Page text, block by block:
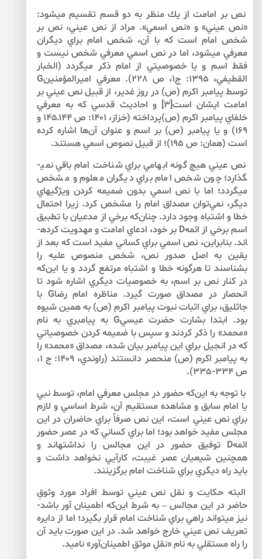
نص بر امامت از يك منظر به دو قسم تقسيم مي­شود:
«نص عيني» و «نص اسمي». مراد از نص عيني، نص بر
شخص امام است كه با آن، شخص امام براي ديگران
معرفي مي­شود، اما در نص اسمي معرفي شخص نيست و
فقط اسم و يا خصوصيتي از امام ذكر مي­گردد (الخبار
القطيفي، 1395: ج1،‌ ص 228). معرفي اميرالمؤمنينG
توسط پيامبر اكرم (ص) در روز غدير، از قبيل نص عيني بر
امامت ايشان است[3] و احاديث قدسي كه به معرفي
خلفاي پيامبر اكرم (ص)پرداخته (خزاز، 1401: ص 144ـ145 و
169) و يا پيامبر (ص) بر اسم و عنوان آن‌ها اشاره كرده
است (همان: ص 195)؛ از قبيل نصوص اسمي هستند.
نص عيني هيچ گونه­ ابهامي براي شناخت امام باقي نمي­
گذارد؛ چون شخص امام براي ديگران معلوم و مشخص
مي­گردد؛ اما با نص اسمي بدون ضميمه كردن ويژگي­هاي
ديگر، نمي‌توان مصداق امام را مشخص كرد. زيرا احتمال
خطا و اشتباه وجود دارد. چنان‌كه برخي از مدعيان با تطبيق
اسم برخي از ائمهD بر خود، ادعاي امامت و مهدويت كرده­
اند. بنابراين، نص اسمي براي كساني مفيد است كه بعد از
يقين به اصل صدور نص، شخص منصوص عليه را
بشناسند تا هر­گونه خطا و اشتباه مرتفع گردد و يا اين‌كه
در كنار نص بر اسم، به خصوصيات ديگري اشاره شود تا
انحصار در مصداق صورت گيرد. مناظره امام رضاG با
جاثليق، براي اثبات نبوت پيامبر اكرم (ص) به همين شيوه
بود. ابتدا بشارت حضرت عيسيG به پيامبري به نام
«محمد» را ذكر كردند و سپس با ضميمه كردن خصوصياتي
كه در انجيل براي اين پيامبر بيان شده، مصداق «محمد» را
به پيامبر اكرم (ص) منحصر دانستند (راوندي، 1409: ج 1،‌
ص 334-335).
با توجه به اين‌كه حضور در مجلس معرفي امام، توسط نبي
يا امام سابق و مشاهده مستقيم آن، شرط اساسي و لازم
براي نص عيني است، اين نص صرفاً براي حاضران در اين
مجلس مفيد خواهد بود؛ اما براي كساني كه در عصر حضور
ائمهD توفيق حضور در اين مجالس را نداشته­اند و
همچنين شيعيان عصر غيبت، كارآيي نخواهد داشت و
بايد راه ديگري براي شناخت امام برگزينند.
البته حكايت و نقل نص عيني توسط افراد مورد وثوقِ
حاضر در اين مجالس – به شرط اين‌كه اطمينان آور باشد­-
نيز مي­تواند راهي براي شناخت امام قرار بگيرد؛ اما از دايره
تعريف نص عيني خارج خواهد شد. در اين صورت بايد آن
را راه مستقلي به نام «نقلِ موثقِ اطمينان‌آور» ناميد.